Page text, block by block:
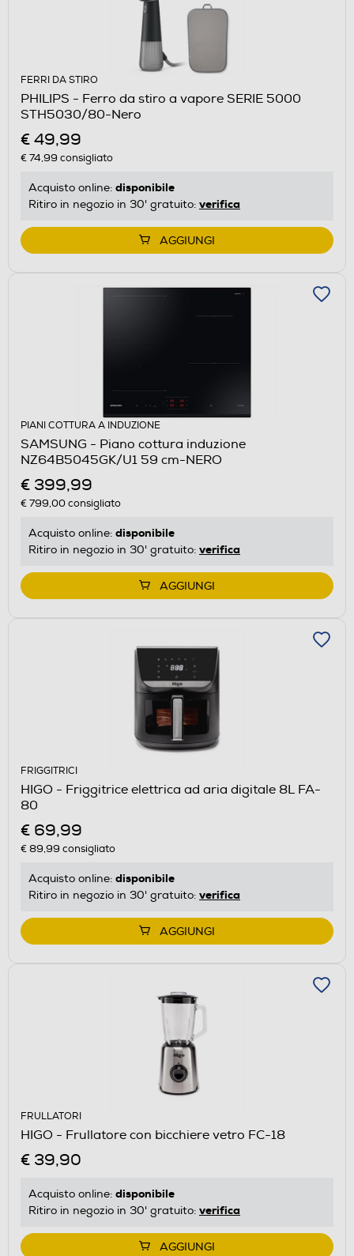
FERRI DA STIRO
PHILIPS - Ferro da stiro a vapore SERIE 5000
STH5030/80-Nero
€ 49,99
€ 74,99 consigliato
Acquisto online: disponibile
Ritiro in negozio in 30' gratuito: verifica
AGGIUNGI
PIANI COTTURA A INDUZIONE
SAMSUNG - Piano cottura induzione
NZ64B5045GK/U1 59 cm-NERO
€ 399,99
€ 799,00consigliato
Acquisto online: disponibile
Ritiro in negozio in 30' gratuito: verifica
AGGIUNGI
FRIGGITRICI
HIGO - Friggitrice elettrica ad aria digitale 8L FA-
80
€ 69,99
€ 89,99 consigliato
Acquisto online: disponibile
Ritiro in negozio in 30' gratuito: verifica
AGGIUNGI
FRULLATORI
HIGO - Frullatore con bicchiere vetro FC-18
€ 39,90
Acquisto online: disponibile
Ritiro in negozio in 30' gratuito: verifica
AGGIUNGI